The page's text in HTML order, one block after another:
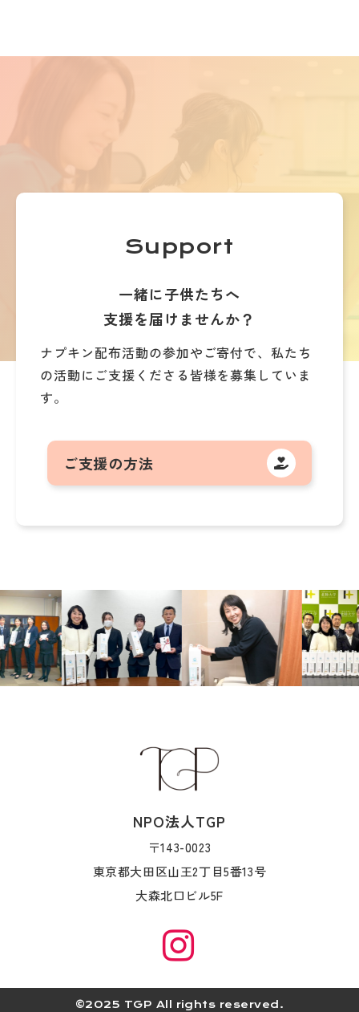
Support
一緒に子供たちへ
支援を届けませんか？
ナプキン配布活動の参加やご寄付で、私たち
の活動にご支援くださる皆様を募集していま
す。
ご支援の方法
NPO法人TGP
〒143-0023
東京都大田区山王2丁目5番13号
大森北口ビル5F
©2025 TGP All rights reserved.